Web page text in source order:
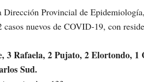
Dirección Provincial de
nuevos de COVID-19, con
3 Rafaela, 2 Pujato, 2 Elortondo, 1
Sud.